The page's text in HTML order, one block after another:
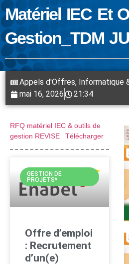
Matériel IEC Et
Gestion_TDM
Appels d'Offres, Informatique
mai 16, 2026
21:34
RFQ matériel IEC & outils de
gestion REVISE
Télécharger
GESTION DE
PROJETS*
Offre d’emploi
: Recrutement
d’un(e)